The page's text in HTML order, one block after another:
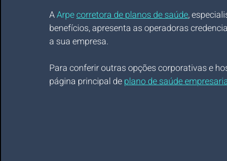
A Arpe corretora de planos de saúde,
benefícios, apresenta as operadoras
a sua empresa.
Para conferir outras opções corporativas e
página principal de plano de saúde